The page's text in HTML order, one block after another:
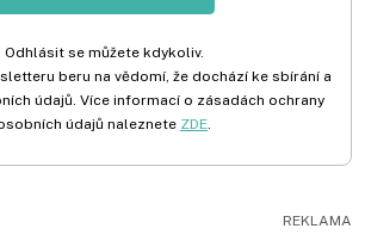
Odhlásit se můžete kdykoliv.
beru na vědomí, že dochází ke sbírání a
údajů. Více informací o zásadách ochrany
údajů naleznete ZDE.